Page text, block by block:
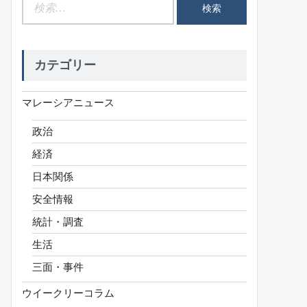
カテゴリー
マレーシアニュース
政治
経済
日本関係
安全情報
統計・調査
生活
三面・事件
ウイークリーコラム